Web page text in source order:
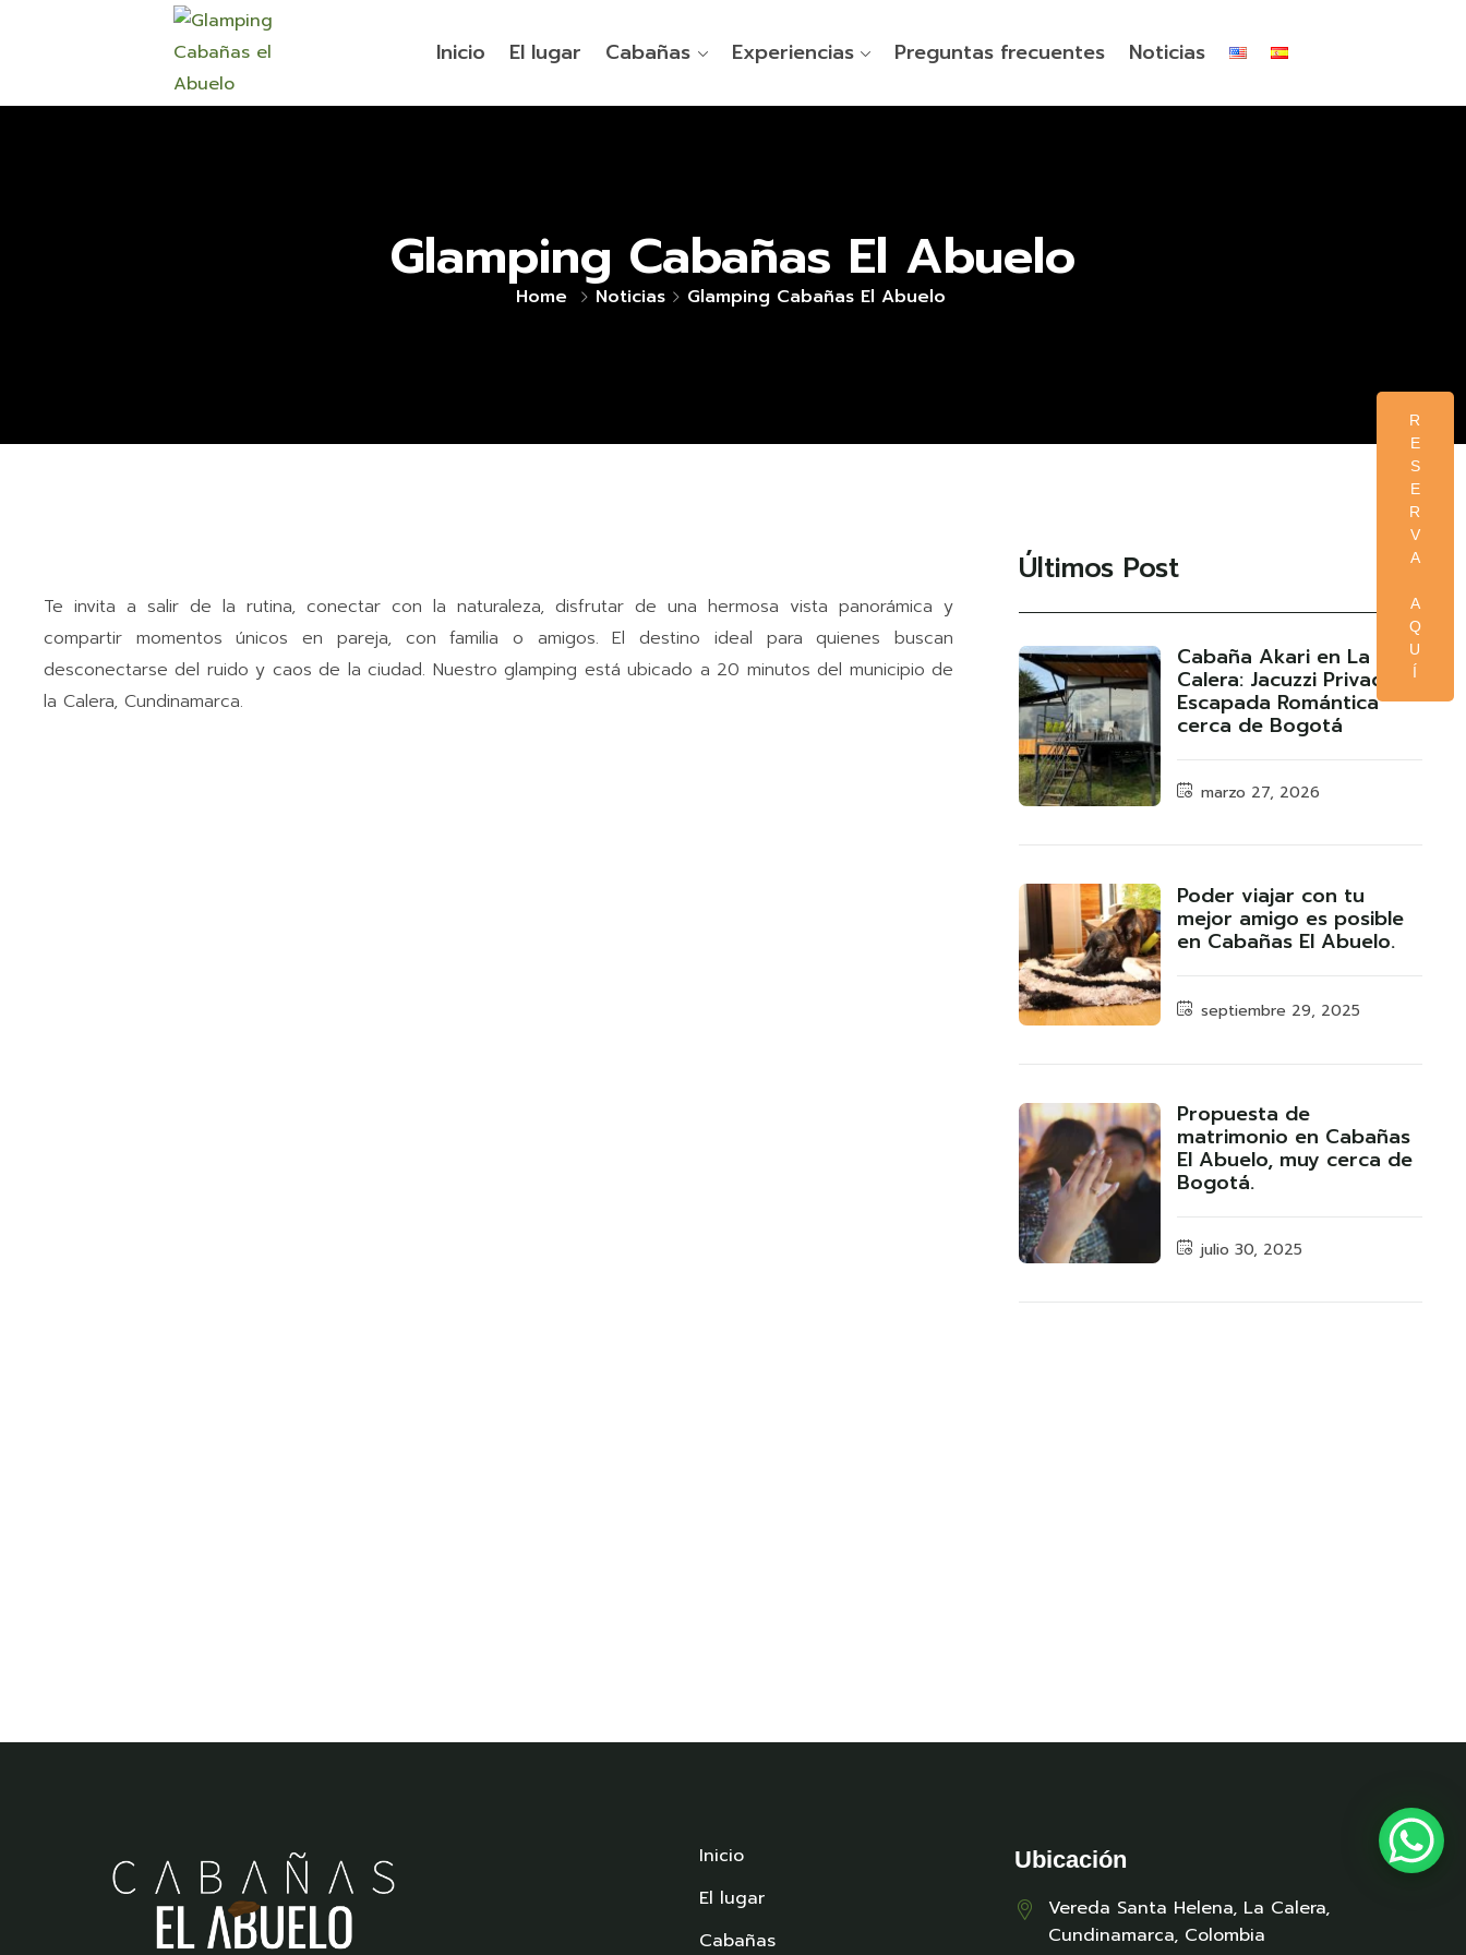
Inicio El lugar Cabañas Experiencias Preguntas frecuentes Noticias
Glamping Cabañas El Abuelo
Home Noticias Glamping Cabañas El Abuelo
Te invita a salir de la rutina, conectar con la naturaleza, disfrutar de una hermosa vista panorámica y
compartir momentos únicos en pareja, con familia o amigos. El destino ideal para quienes buscan
desconectarse del ruido y caos de la ciudad. Nuestro glamping está ubicado a 20 minutos del municipio de
la Calera, Cundinamarca.
Últimos Post
Cabaña Akari en La
Calera: Jacuzzi Privado y
Escapada Romántica
cerca de Bogotá
marzo 27, 2026
Poder viajar con tu
mejor amigo es posible
en Cabañas El Abuelo.
septiembre 29, 2025
Propuesta de
matrimonio en Cabañas
El Abuelo, muy cerca de
Bogotá.
julio 30, 2025
Inicio
El lugar
Cabañas
Ubicación
Vereda Santa Helena, La Calera,
Cundinamarca, Colombia
R
E
S
E
R
V
A
A
Q
U
Í